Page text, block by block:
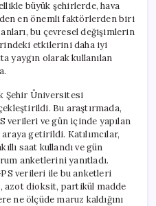
Sağlık
Üzerindeki
Etkileri
Araştırıldı
büyük şehirlerde, hava
en önemli faktörlerden biri
bu çevresel değişimlerin
etkilerini daha iyi
yaygın olarak kullanılan
Şehir Üniversitesi
Bu araştırmada,
verileri ve gün içinde yapılan
getirildi. Katılımcılar,
saat kullandı ve gün
anketlerini yanıtladı.
verileri ile bu anketleri
azot dioksit, partikül madde
ne ölçüde maruz kaldığını